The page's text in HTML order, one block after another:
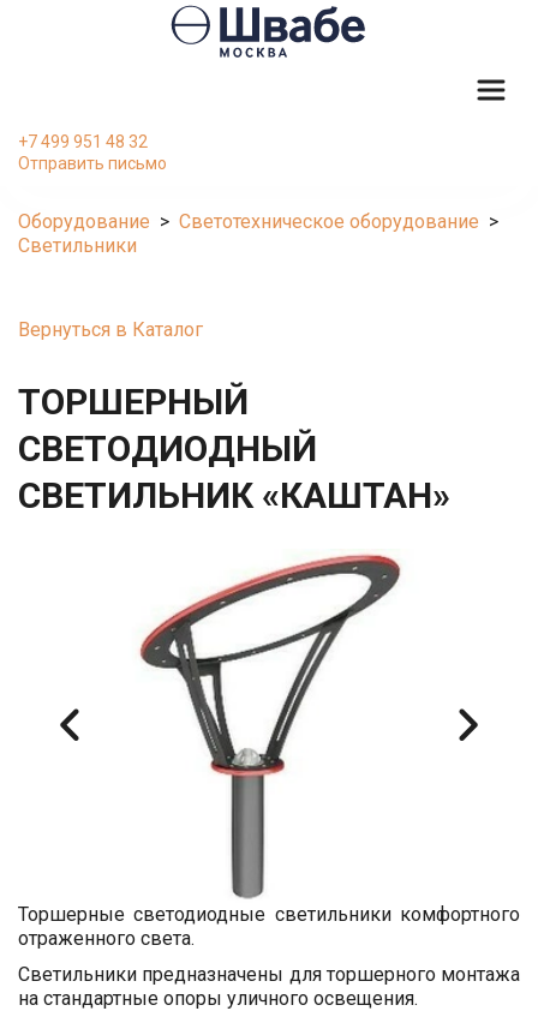
+7 499 951 48 32
Отправить письмо
Оборудование
  >
Светотехническое оборудование
Светильники
Вернуться в Каталог
ТОРШЕРНЫЙ
СВЕТОДИОДНЫЙ
СВЕТИЛЬНИК «КАШТАН»
Торшерные светодиодные светильники комфортного
отраженного света.
Светильники предназначены для торшерного монтажа
на стандартные опоры уличного освещения.